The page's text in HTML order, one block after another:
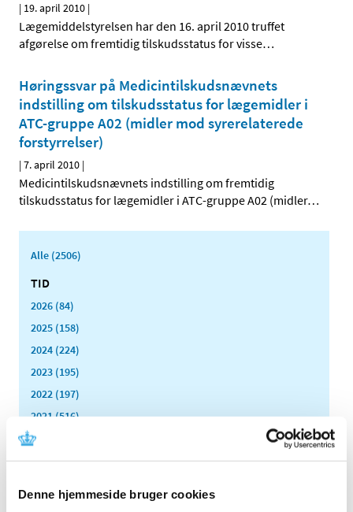
Denne hjemmeside bruger cookies
| 19. april 2010 |
Lægemiddelstyrelsen har den 16. april 2010 truffet
afgørelse om fremtidig tilskudsstatus for visse…
Høringssvar på Medicintilskudsnævnets
indstilling om tilskudsstatus for lægemidler i
ATC-gruppe A02 (midler mod syrerelaterede
forstyrrelser)
|7. april 2010 |
Medicintilskudsnævnets indstilling om fremtidig
tilskudsstatus for lægemidler i ATC-gruppe A02 (midler…
Alle (2506)
TID
2026 (84)
2025 (158)
2024 (224)
2023 (195)
2022 (197)
2021 (516)
2020 (263)
2019 (159)
2017 (167)